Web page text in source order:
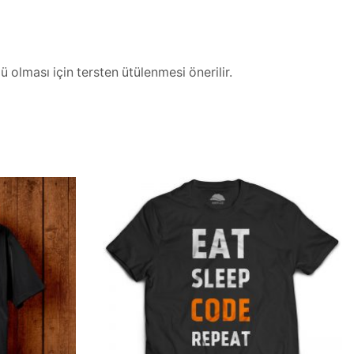
olması için tersten ütülenmesi önerilir.